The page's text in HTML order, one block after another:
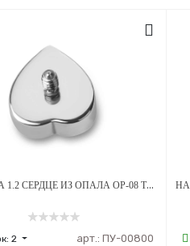
НАКРУТКА 1.2 СЕРДЦЕ ИЗ ОПАЛА OP-08 ТИТАН
2 арт.: ПУ-00800